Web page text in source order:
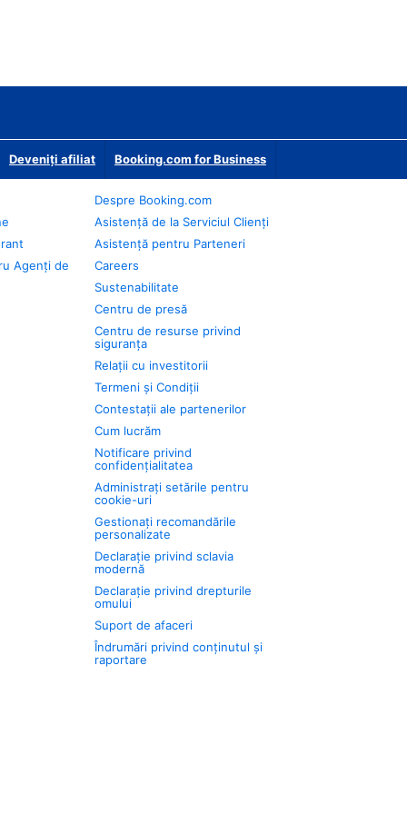
Deveniţi afiliat Booking.com for Business
Agenți de
Despre Booking.com
Asistență de la Serviciul Clienți
Asistență pentru Parteneri
Careers
Sustenabilitate
Centru de presă
Centru de resurse privind
siguranța
Relații cu investitorii
Termeni și Condiții
Contestații ale partenerilor
Cum lucrăm
Notificare privind
confidențialitatea
Administrați setările pentru
cookie-uri
Gestionați recomandările
personalizate
Declarație privind sclavia
modernă
Declarație privind drepturile
omului
Suport de afaceri
Îndrumări privind conținutul și
raportare